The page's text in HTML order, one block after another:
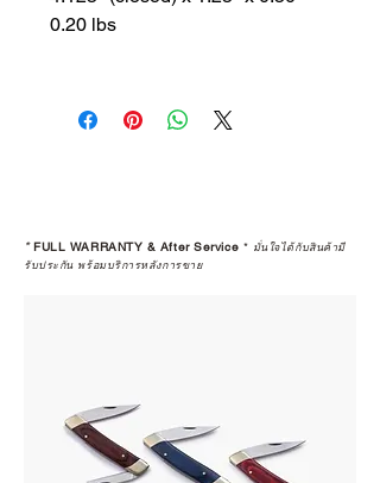
0.20 lbs
*FULL WARRANTY & After Service * มั่นใจได้กับสินค้ามี
รับประกัน พร้อมบริการหลังการขาย